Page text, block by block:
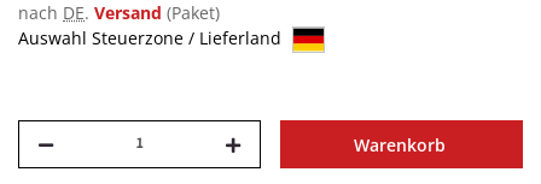
nach DE. Versand (Paket)
Auswahl Steuerzone / Lieferland
Warenkorb